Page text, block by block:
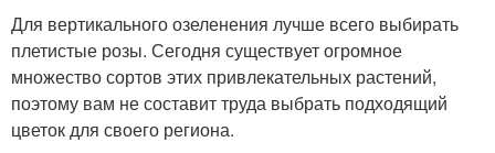
Для вертикального озеленения лучше всего выбирать
плетистые розы. Сегодня существует огромное
множество сортов этих привлекательных растений,
поэтому вам не составит труда выбрать подходящий
цветок для своего региона.